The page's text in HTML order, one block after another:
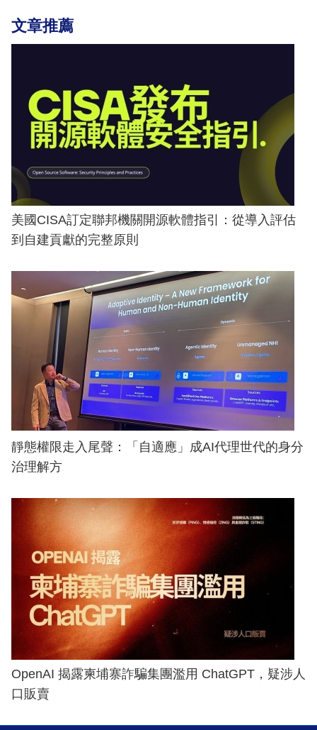
文章推薦
美國CISA訂定聯邦機關開源軟體指引：從導入評估
到自建貢獻的完整原則
靜態權限走入尾聲：「自適應」成AI代理世代的身分
治理解方
OpenAI 揭露柬埔寨詐騙集團濫用 ChatGPT，疑涉人
口販賣